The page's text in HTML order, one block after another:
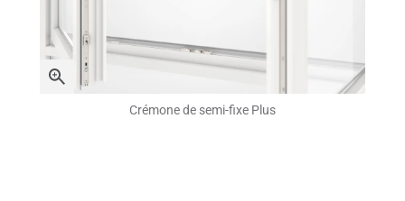
Crémone de semi-fixe Plus